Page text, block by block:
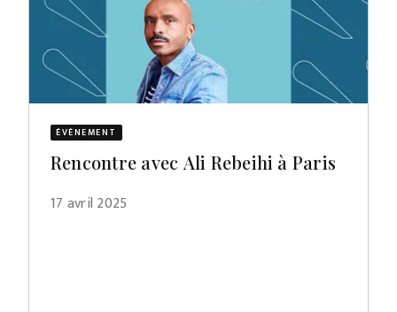
ÉVÈNEMENT
Rencontre avec Ali Rebeihi à Paris
17 avril 2025